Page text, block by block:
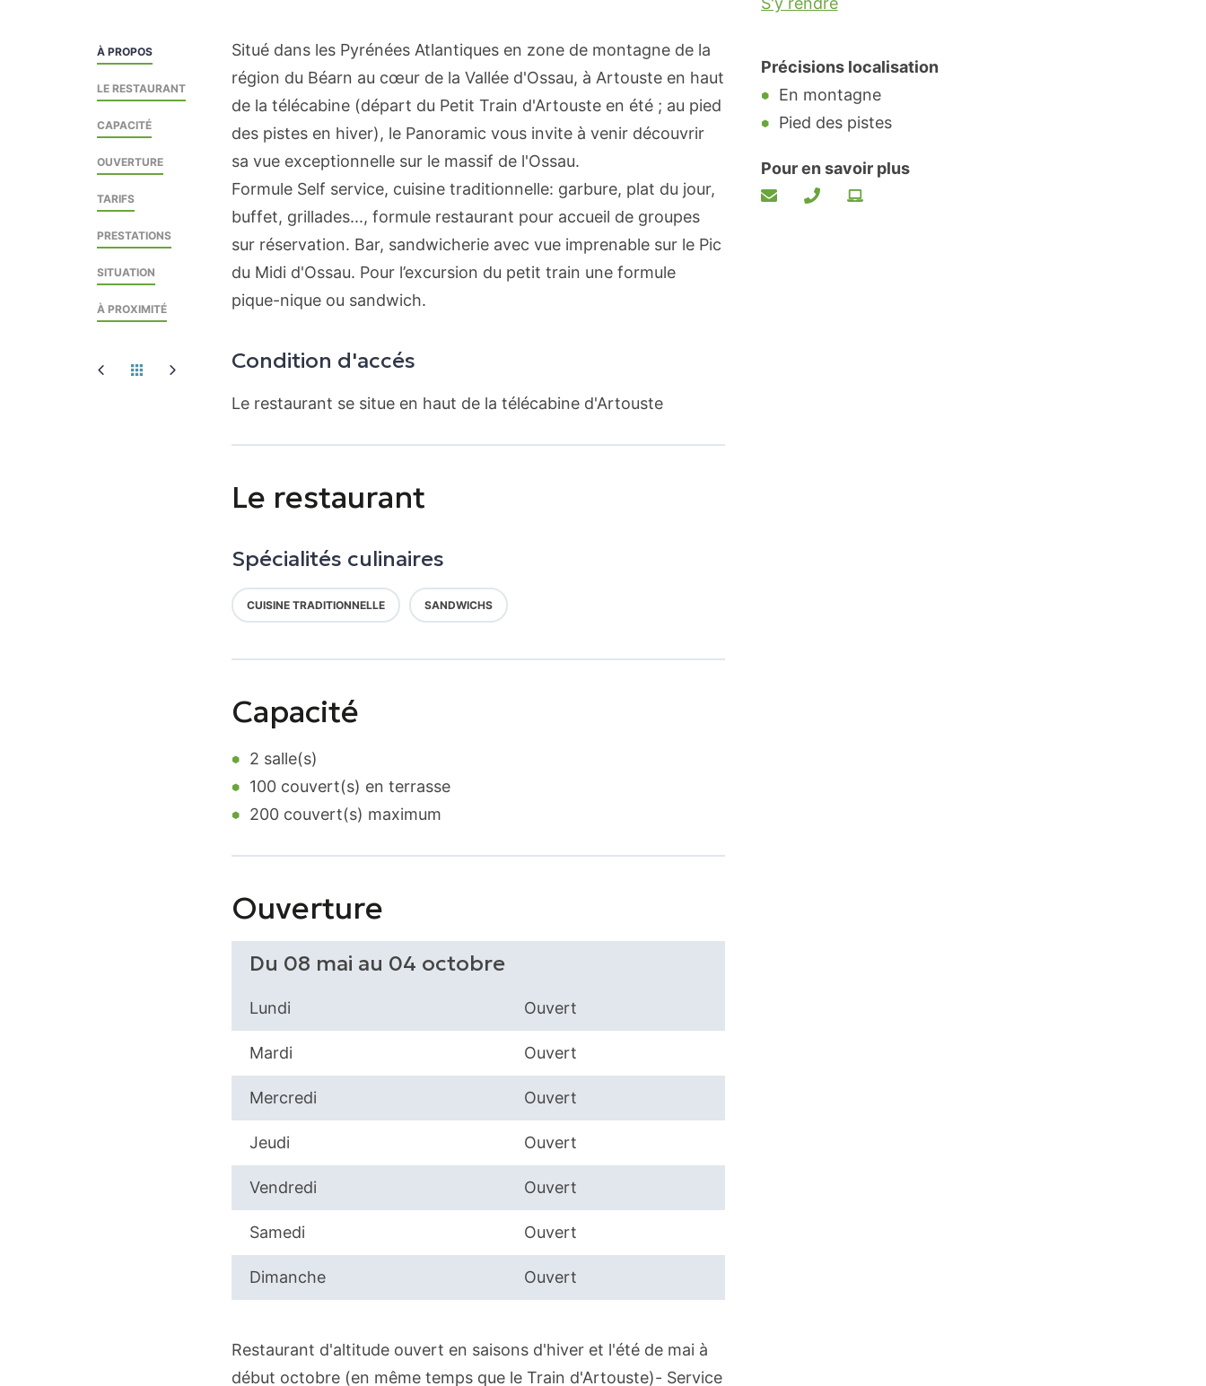
À PROPOS
LE RESTAURANT
CAPACITÉ
OUVERTURE
TARIFS
PRESTATIONS
SITUATION
À PROXIMITÉ
Situé dans les Pyrénées Atlantiques en zone de montagne de la
région du Béarn au cœur de la Vallée d'Ossau, à Artouste en haut
de la télécabine (départ du Petit Train d'Artouste en été ; au pied
des pistes en hiver), le Panoramic vous invite à venir découvrir
sa vue exceptionnelle sur le massif de l'Ossau.
Formule Self service, cuisine traditionnelle: garbure, plat du jour,
buffet, grillades..., formule restaurant pour accueil de groupes
sur réservation. Bar, sandwicherie avec vue imprenable sur le Pic
du Midi d'Ossau. Pour l’excursion du petit train une formule
pique-nique ou sandwich.
Condition d'accés
Le restaurant se situe en haut de la télécabine d'Artouste
Le restaurant
Spécialités culinaires
CUISINE TRADITIONNELLE SANDWICHS
Capacité
2 salle(s)
100 couvert(s) en terrasse
200 couvert(s) maximum
Ouverture
Du 08 mai au 04 octobre
Lundi Ouvert
Mardi Ouvert
Mercredi Ouvert
Jeudi Ouvert
Vendredi Ouvert
Samedi Ouvert
Dimanche Ouvert
Restaurant d'altitude ouvert en saisons d'hiver et l'été de mai à
début octobre (en même temps que le Train d'Artouste)- Service
Précisions localisation
En montagne
Pied des pistes
Pour en savoir plus